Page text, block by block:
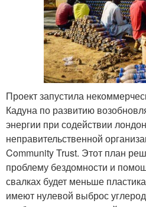
Проект запустила
Кадуна по развитию
энергии при содействии
неправительственной
Community Trust. Этот план
проблему бездомности и
свалках будет меньше
имеют нулевой выброс